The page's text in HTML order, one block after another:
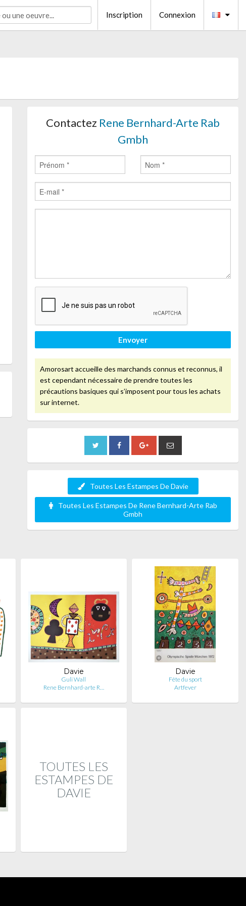
Inscription Connexion
Contactez Rene Bernhard-Arte Rab
Gmbh
Envoyer
Amorosart accueille des marchands connus et reconnus, il
est cependant nécessaire de prendre toutes les
précautions basiques qui s’imposent pour tous les achats
sur internet.
Toutes Les Estampes De Davie
Toutes Les Estampes De Rene Bernhard-Arte Rab
Gmbh
Davie
Guli Wall
Rene Bernhard-arte R…
Davie
Fête du sport
Artfever
TOUTES LES
ESTAMPES DE
DAVIE